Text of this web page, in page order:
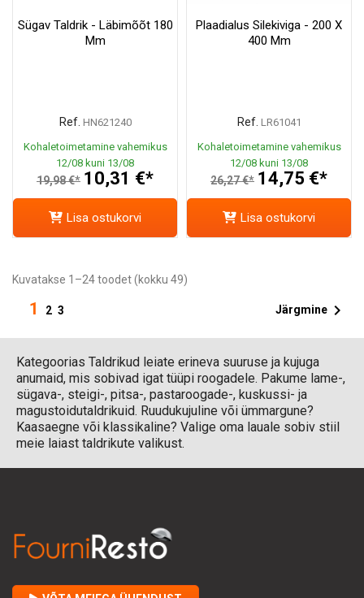
Sügav Taldrik - Läbimõõt 180
Mm
Ref. HN621240
Kohaletoimetamine vahemikus
12/08 kuni 13/08
19,98 €* 10,31 €*
Lisa ostukorvi
Plaadialus Silekiviga - 200 X
400 Mm
Ref. LR61041
Kohaletoimetamine vahemikus
12/08 kuni 13/08
26,27 €* 14,75 €*
Lisa ostukorvi
Kuvatakse 1–24 toodet (kokku 49)
1 2 3 Järgmine 
Kategoorias Taldrikud leiate erineva suuruse ja kujuga
anumaid, mis sobivad igat tüüpi roogadele. Pakume lame-,
sügava-, steigi-, pitsa-, pastaroogade-, kuskussi- ja
magustoidutaldrikuid. Ruudukujuline või ümmargune?
Kaasaegne või klassikaline? Valige oma lauale sobiv stiil
meie laiast taldrikute valikust.